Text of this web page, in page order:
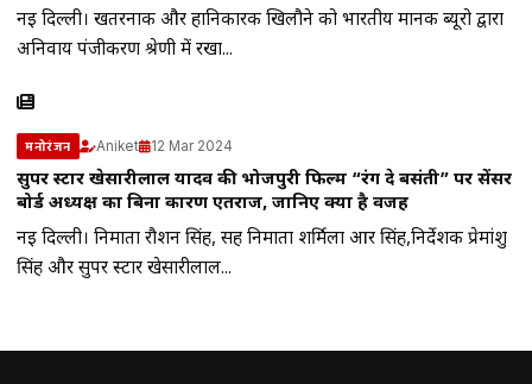
नई दिल्ली। खतरनाक और हानिकारक खिलौने को भारतीय मानक ब्यूरो द्वारा
अनिवार्य पंजीकरण श्रेणी में रखा...
मनोरंजन Aniket 12 Mar 2024
सुपर स्टार खेसारीलाल यादव की भोजपुरी फिल्म “रंग दे बसंती” पर सेंसर
बोर्ड अध्यक्ष का बिना कारण एतराज, जानिए क्या है वजह
नई दिल्ली। निर्माता रौशन सिंह, सह निर्माता शर्मिला आर सिंह,निर्देशक प्रेमांशु
सिंह और सुपर स्टार खेसारीलाल...